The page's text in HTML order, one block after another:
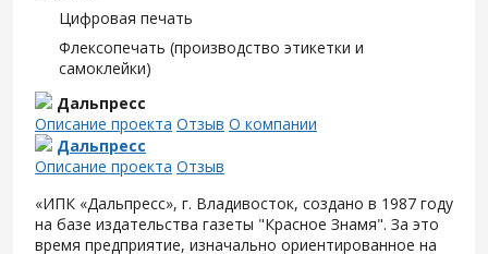
Цифровая печать
Флексопечать (производство этикетки и
самоклейки)
Дальпресс
Описание проекта Отзыв О компании
Дальпресс
Описание проекта Отзыв
«ИПК «Дальпресс», г. Владивосток, создано в 1987 году
на базе издательства газеты "Красное Знамя". За это
время предприятие, изначально ориентированное на